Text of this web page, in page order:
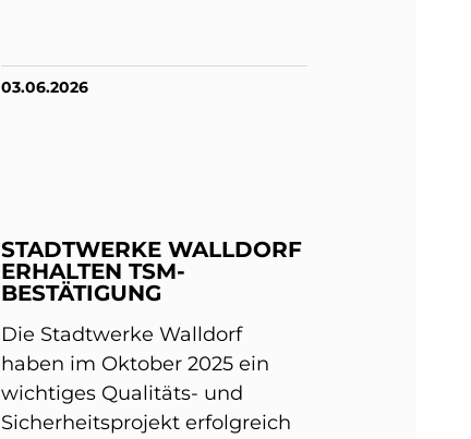
03.06.2026
STADTWERKE WALLDORF
ERHALTEN TSM-
BESTÄTIGUNG
Die Stadtwerke Walldorf
haben im Oktober 2025 ein
wichtiges Qualitäts- und
Sicherheitsprojekt erfolgreich